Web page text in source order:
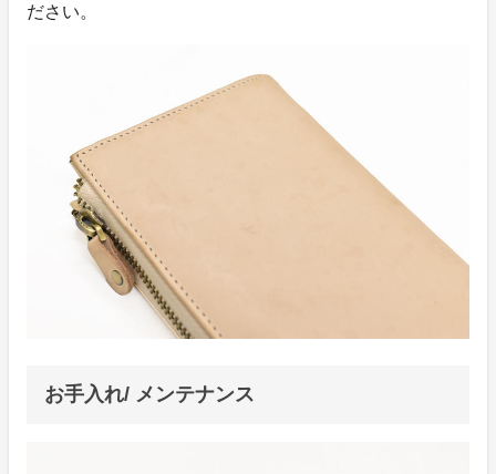
ださい。
お手入れ/ メンテナンス